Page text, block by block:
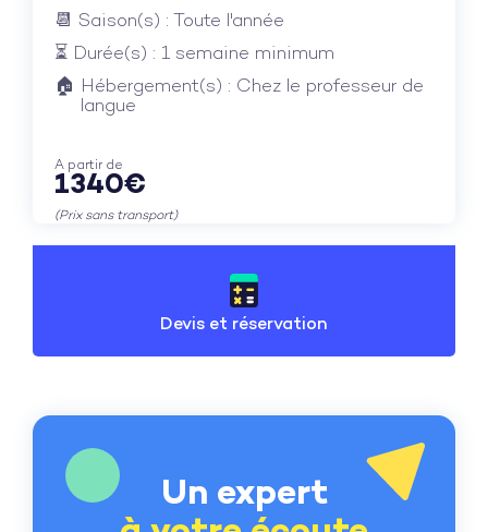
Saison(s) : Toute l'année
Durée(s) : 1 semaine minimum
Hébergement(s) : Chez le professeur de
langue
A partir de
1340€
(Prix sans transport)
Devis et réservation
Un expert